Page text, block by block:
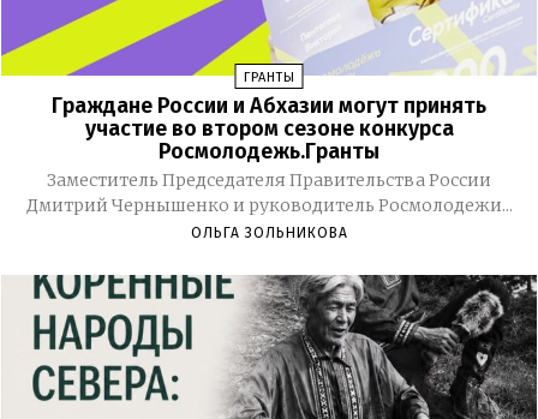
ГРАНТЫ
Граждане России и Абхазии могут принять
участие во втором сезоне конкурса
Росмолодежь.Гранты
Заместитель Председателя Правительства России
Дмитрий Чернышенко и руководитель Росмолодежи...
ОЛЬГА ЗОЛЬНИКОВА